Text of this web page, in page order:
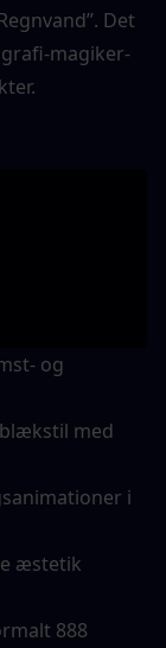
Det
magiker-
og
med
i
æstetik
888